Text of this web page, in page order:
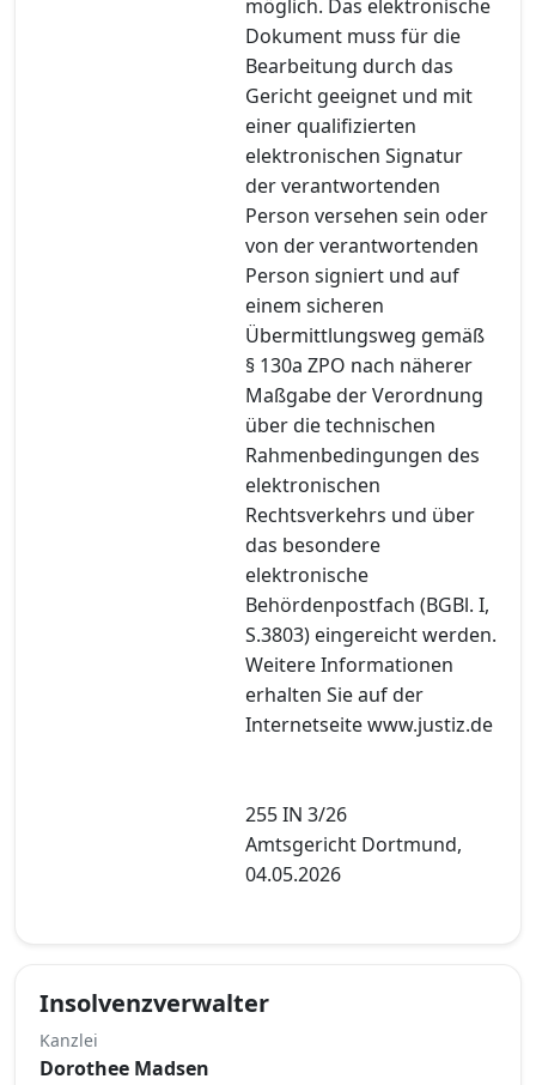
möglich. Das elektronische
Dokument muss für die
Bearbeitung durch das
Gericht geeignet und mit
einer qualifizierten
elektronischen Signatur
der verantwortenden
Person versehen sein oder
von der verantwortenden
Person signiert und auf
einem sicheren
Übermittlungsweg gemäß
§ 130a ZPO nach näherer
Maßgabe der Verordnung
über die technischen
Rahmenbedingungen des
elektronischen
Rechtsverkehrs und über
das besondere
elektronische
Behördenpostfach (BGBl. I,
S.3803) eingereicht werden.
Weitere Informationen
erhalten Sie auf der
Internetseite www.justiz.de
255 IN 3/26
Amtsgericht Dortmund,
04.05.2026
Insolvenzverwalter
Kanzlei
Dorothee Madsen